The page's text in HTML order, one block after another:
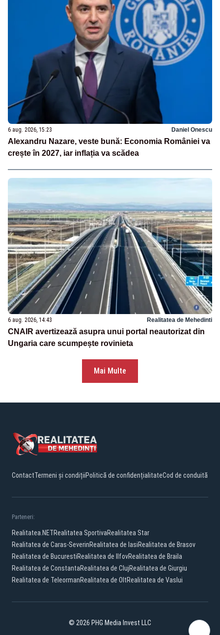
6 aug. 2026, 15:23 Daniel Onescu
Alexandru Nazare, veste bună: Economia României va
crește în 2027, iar inflația va scădea
6 aug. 2026, 14:43 Realitatea de Mehedinti
CNAIR avertizează asupra unui portal neautorizat din
Ungaria care scumpește rovinieta
Mai Multe
ContactTermeni și condițiiPolitică de confidențialitateCod de conduită
Parteneri:
Realitatea.NETRealitatea SportivaRealitatea Star
Realitatea de Caras-SeverinRealitatea de IasiRealitatea de Brasov
Realitatea de BucurestiRealitatea de IlfovRealitatea de Braila
Realitatea de ConstantaRealitatea de ClujRealitatea de Giurgiu
Realitatea de TeleormanRealitatea de OltRealitatea de Vaslui
© 2026 PHG Media Invest LLC